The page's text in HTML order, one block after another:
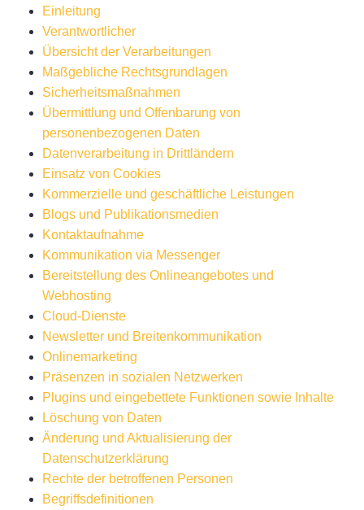
Einleitung
Verantwortlicher
Übersicht der Verarbeitungen
Maßgebliche Rechtsgrundlagen
Sicherheitsmaßnahmen
Übermittlung und Offenbarung von
personenbezogenen Daten
Datenverarbeitung in Drittländern
Einsatz von Cookies
Kommerzielle und geschäftliche Leistungen
Blogs und Publikationsmedien
Kontaktaufnahme
Kommunikation via Messenger
Bereitstellung des Onlineangebotes und
Webhosting
Cloud-Dienste
Newsletter und Breitenkommunikation
Onlinemarketing
Präsenzen in sozialen Netzwerken
Plugins und eingebettete Funktionen sowie Inhalte
Löschung von Daten
Änderung und Aktualisierung der
Datenschutzerklärung
Rechte der betroffenen Personen
Begriffsdefinitionen